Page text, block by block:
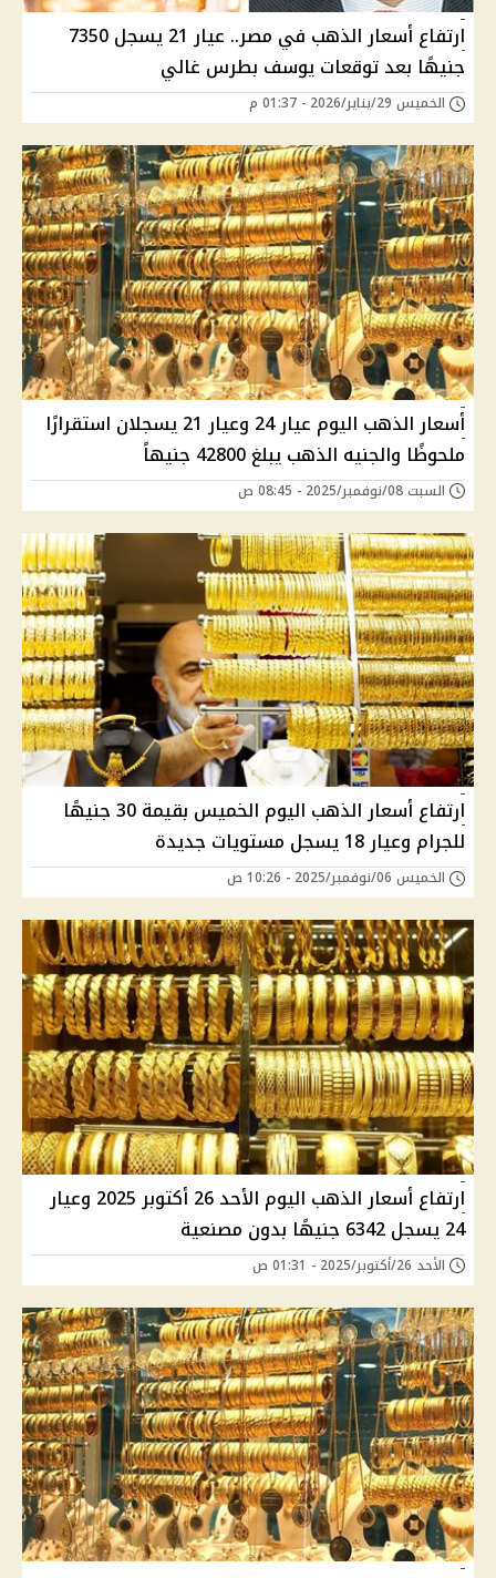
ارتفاع أسعار الذهب في مصر.. عيار 21 يسجل 7350
جنيهًا بعد توقعات يوسف بطرس غالي
الخميس 29/يناير/2026 - 01:37 م
أسعار الذهب اليوم عيار 24 وعيار 21 يسجلان استقرارًا
ملحوظًا والجنيه الذهب يبلغ 42800 جنيهاً
السبت 08/نوفمبر/2025 - 08:45 ص
ارتفاع أسعار الذهب اليوم الخميس بقيمة 30 جنيهًا
للجرام وعيار 18 يسجل مستويات جديدة
الخميس 06/نوفمبر/2025 - 10:26 ص
ارتفاع أسعار الذهب اليوم الأحد 26 أكتوبر 2025 وعيار
24 يسجل 6342 جنيهًا بدون مصنعية
الأحد 26/أكتوبر/2025 - 01:31 ص